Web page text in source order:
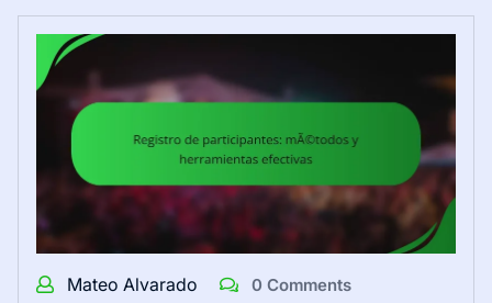
Mateo Alvarado 0 Comments